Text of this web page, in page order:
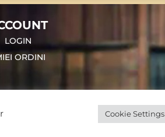
LOGIN
ORDINI
: TE-101694. All rights reserved.
Cookie Settings